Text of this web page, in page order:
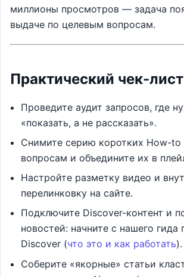
миллионы просмотров — задача
выдаче по целевым вопросам.
Практический чек-лист
Проведите аудит запросов, где
«показать, а не рассказать».
Снимите серию коротких How-to
вопросам и объедините их в
Настройте разметку видео и
перелинковку на сайте.
Подключите Discover-контент и
новостей: начните с нашего гида
Discover (что это и как работать).
Соберите «якорные» статьи